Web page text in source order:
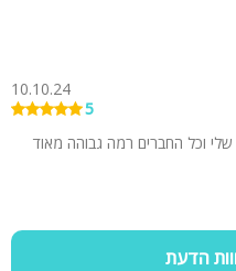
10.10.24
5
שלי וכל החברים רמה גבוהה מאוד
הדעת